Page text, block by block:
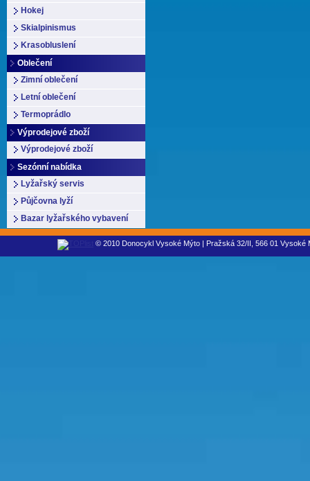
Hokej
Skialpinismus
Krasobluslení
Oblečení
Zimní oblečení
Letní oblečení
Termoprádlo
Výprodejové zboží
Výprodejové zboží
Sezónní nabídka
Lyžařský servis
Půjčovna lyží
Bazar lyžařského vybavení
© 2010 Donocykl Vysoké Mýto | Pražská 32/II, 566 01 Vysoké